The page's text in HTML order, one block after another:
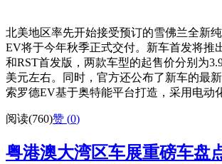
北美地区率先开始接受预订的雪佛兰全新
EV将于今年秋季正式交付。新车首发将推
和RST首发版，两款车型的起售价分别为
美元左右。同时，官方还公布了新车的最新
索罗德EV基于奥特能平台打造，采用电动
阅读(760)赞 (0)
粤港澳大湾区车展重磅车盘